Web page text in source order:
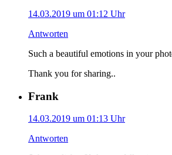
14.03.2019 um 01:12 Uhr
Antworten
Such a beautiful emotions in your
Thank you for sharing..
Frank
14.03.2019 um 01:13 Uhr
Antworten